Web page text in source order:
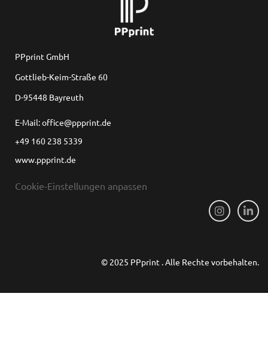
PPprint GmbH
Gottlieb-Keim-Straße 60
D-95448 Bayreuth
E-Mail: office@ppprint.de
+49 160 238 5339
www.ppprint.de
Cookie-Einstellungen anpassen
© 2025 PPprint . Alle Rechte vorbehalten.